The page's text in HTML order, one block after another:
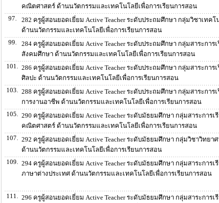
คณิตศาสตร์ ด้านนวัตกรรมและเทคโนโลยีเพื่อการเรียนการสอน
97.
282 ครูผู้สอนยอดเยี่ยม Active Teacher ระดับประถมศึกษา กลุ่มวิชาเทคโ
ด้านนวัตกรรมและเทคโนโลยีเพื่อการเรียนการสอน
99.
284 ครูผู้สอนยอดเยี่ยม Active Teacher ระดับประถมศึกษา กลุ่มสาระการ
สังคมศึกษา ด้านนวัตกรรมและเทคโนโลยีเพื่อการเรียนการสอน
101.
286 ครูผู้สอนยอดเยี่ยม Active Teacher ระดับประถมศึกษา กลุ่มสาระการ
ศิลปะ ด้านนวัตกรรมและเทคโนโลยีเพื่อการเรียนการสอน
103.
288 ครูผู้สอนยอดเยี่ยม Active Teacher ระดับประถมศึกษา กลุ่มสาระการ
การงานอาชีพ ด้านนวัตกรรมและเทคโนโลยีเพื่อการเรียนการสอน
105.
290 ครูผู้สอนยอดเยี่ยม Active Teacher ระดับมัธยมศึกษา กลุ่มสาระการเ
คณิตศาสตร์ ด้านนวัตกรรมและเทคโนโลยีเพื่อการเรียนการสอน
107.
292 ครูผู้สอนยอดเยี่ยม Active Teacher ระดับมัธยมศึกษา กลุ่มวิชาวิทยา
ด้านนวัตกรรมและเทคโนโลยีเพื่อการเรียนการสอน
109.
294 ครูผู้สอนยอดเยี่ยม Active Teacher ระดับมัธยมศึกษา กลุ่มสาระการเ
ภาษาต่างประเทศ ด้านนวัตกรรมและเทคโนโลยีเพื่อการเรียนการสอน
111.
296 ครูผู้สอนยอดเยี่ยม Active Teacher ระดับมัธยมศึกษา กลุ่มสาระการเ